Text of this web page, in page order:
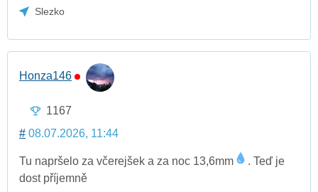
Slezko
Honza146
1167
# 08.07.2026, 11:44
Tu napršelo za včerejšek a za noc 13,6mm
. Teď je
dost příjemně